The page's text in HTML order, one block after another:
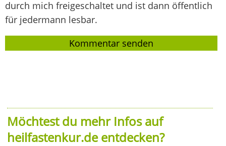
durch mich freigeschaltet und ist dann öffentlich
für jedermann lesbar.
Möchtest du mehr Infos auf
heilfastenkur.de entdecken?